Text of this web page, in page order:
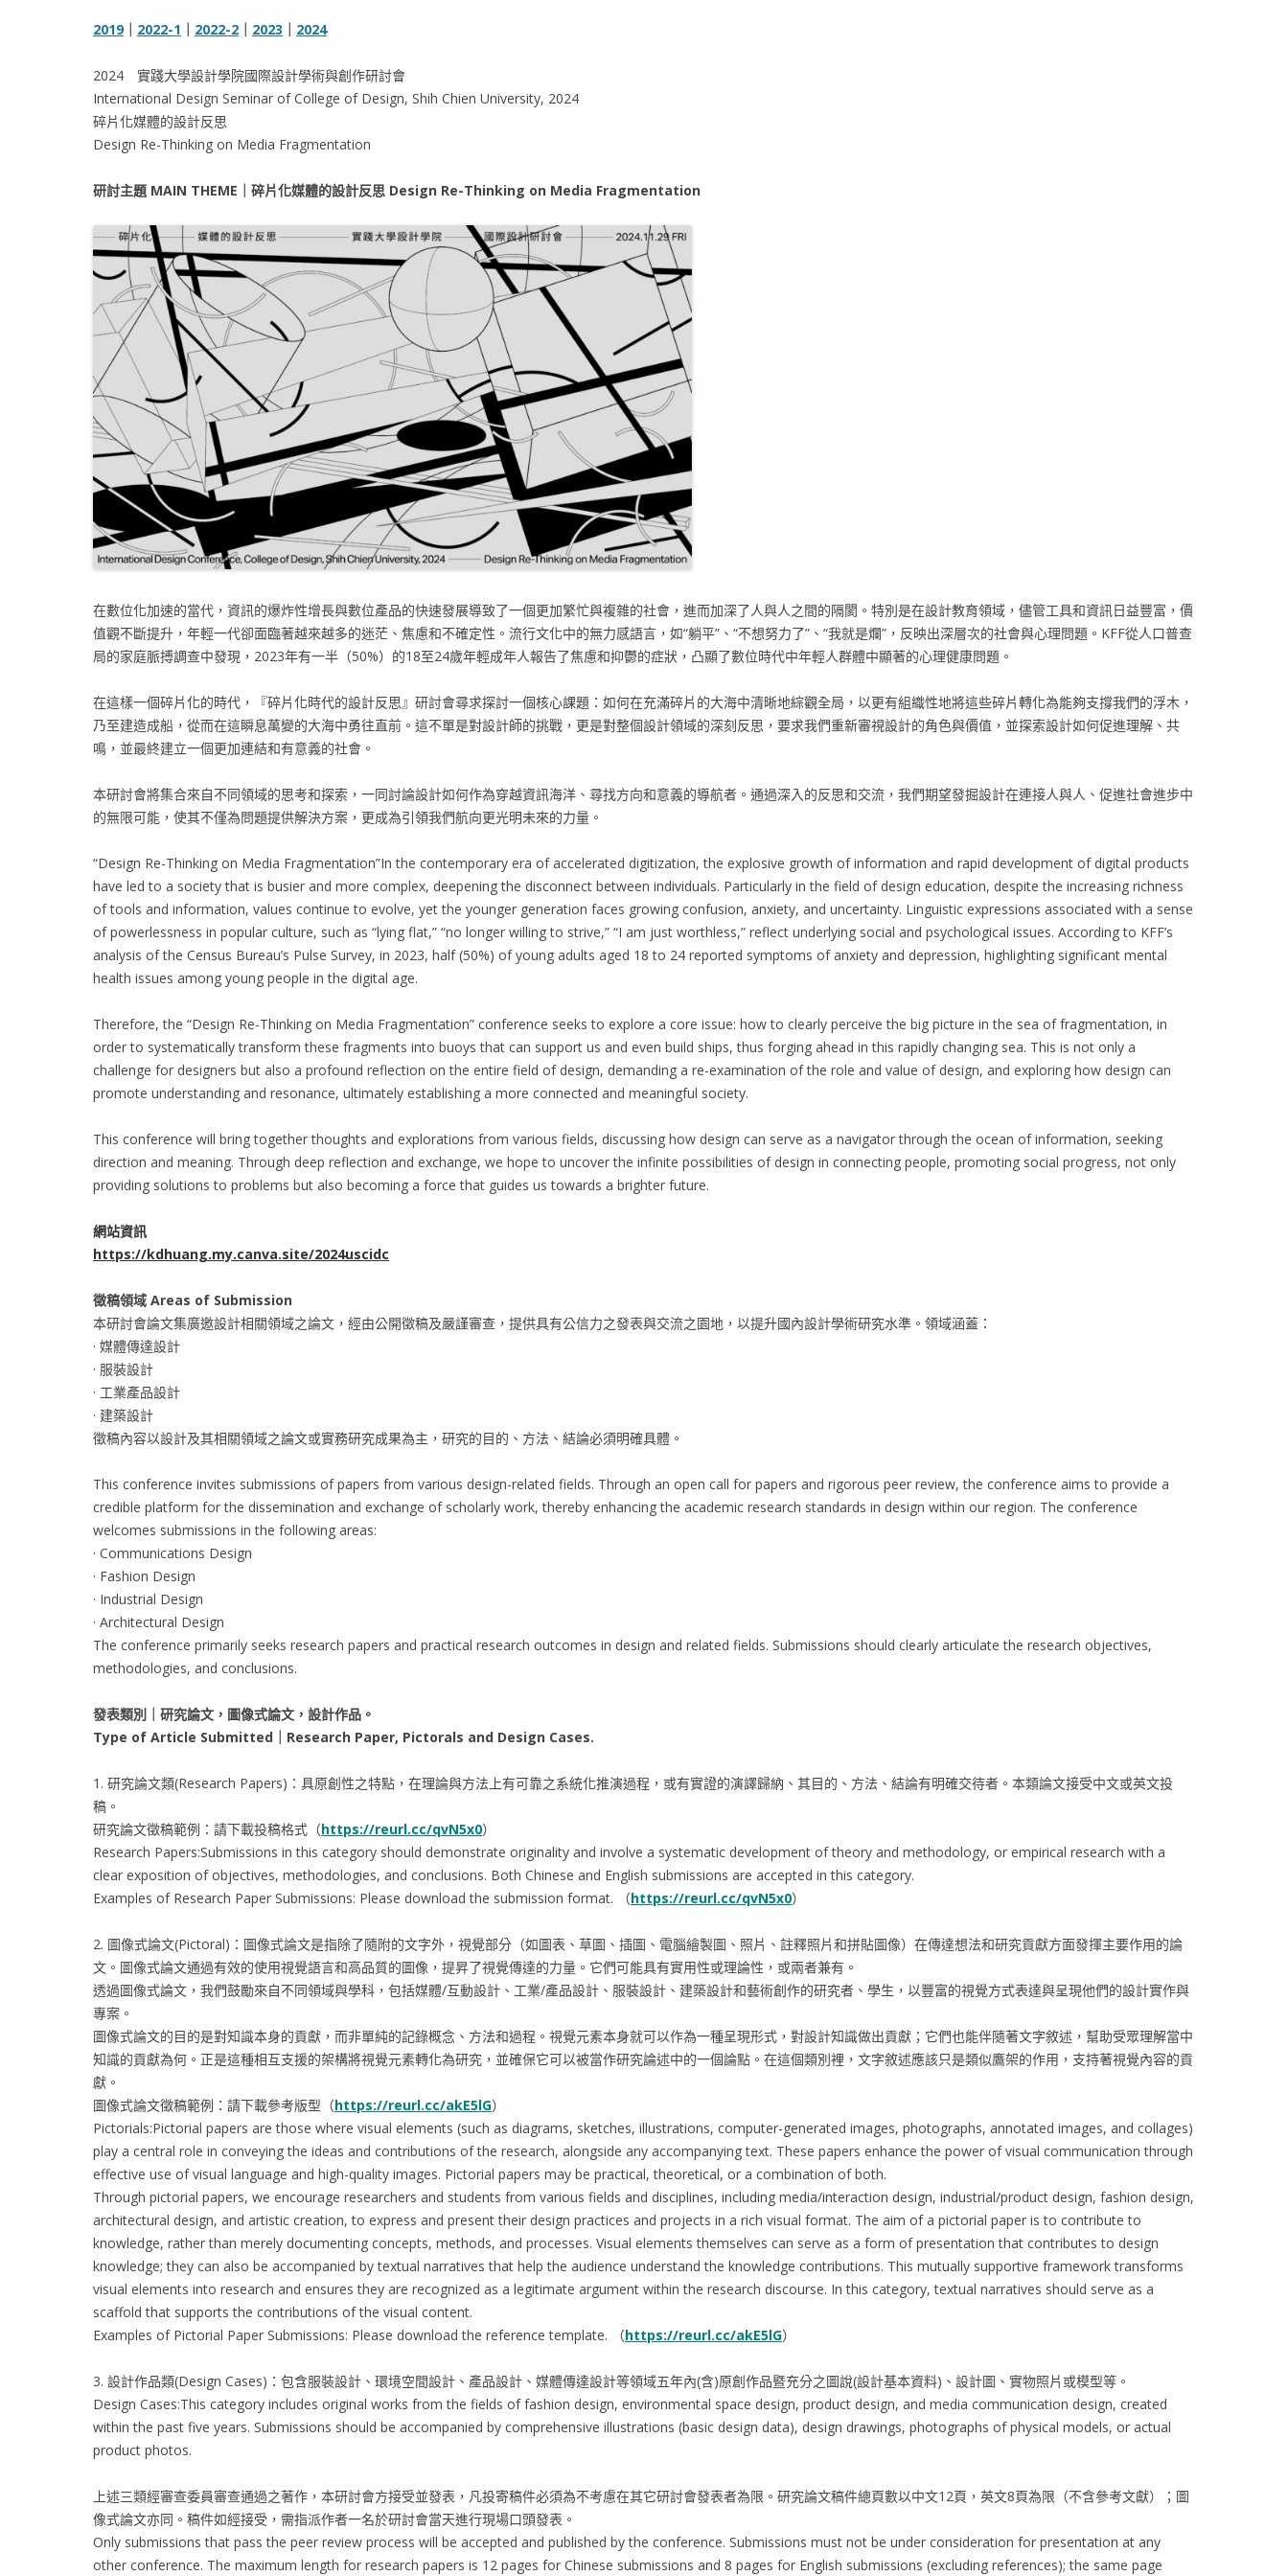
2019 ｜ 2022-1 ｜ 2022-2 ｜ 2023 ｜ 2024
2024 實踐大學設計學院國際設計學術與創作研討會
International Design Seminar of College of Design, Shih Chien University, 2024
碎片化媒體的設計反思
Design Re-Thinking on Media Fragmentation
研討主題 MAIN THEME｜碎片化媒體的設計反思 Design Re-Thinking on Media Fragmentation
在數位化加速的當代，資訊的爆炸性增長與數位產品的快速發展導致了一個更加繁忙與複雜的社會，進而加深了人與人之間的隔閡。特別是在設計教育領域，儘管工具和資訊日益豐富，價
值觀不斷提升，年輕一代卻面臨著越來越多的迷茫、焦慮和不確定性。流行文化中的無力感語言，如“躺平”、“不想努力了”、“我就是爛”，反映出深層次的社會與心理問題。KFF從人口普查
局的家庭脈搏調查中發現，2023年有一半（50%）的18至24歲年輕成年人報告了焦慮和抑鬱的症狀，凸顯了數位時代中年輕人群體中顯著的心理健康問題​​。
在這樣一個碎片化的時代，『碎片化時代的設計反思』研討會尋求探討一個核心課題：如何在充滿碎片的大海中清晰地綜觀全局，以更有組織性地將這些碎片轉化為能夠支撐我們的浮木，
乃至建造成船，從而在這瞬息萬變的大海中勇往直前。這不單是對設計師的挑戰，更是對整個設計領域的深刻反思，要求我們重新審視設計的角色與價值，並探索設計如何促進理解、共
鳴，並最終建立一個更加連結和有意義的社會。
本研討會將集合來自不同領域的思考和探索，一同討論設計如何作為穿越資訊海洋、尋找方向和意義的導航者。通過深入的反思和交流，我們期望發掘設計在連接人與人、促進社會進步中
的無限可能，使其不僅為問題提供解決方案，更成為引領我們航向更光明未來的力量。
“Design Re-Thinking on Media Fragmentation”In the contemporary era of accelerated digitization, the explosive growth of information and rapid development of digital products
have led to a society that is busier and more complex, deepening the disconnect between individuals. Particularly in the field of design education, despite the increasing richness
of tools and information, values continue to evolve, yet the younger generation faces growing confusion, anxiety, and uncertainty. Linguistic expressions associated with a sense
of powerlessness in popular culture, such as “lying flat,” “no longer willing to strive,” “I am just worthless,” reflect underlying social and psychological issues. According to KFF’s
analysis of the Census Bureau’s Pulse Survey, in 2023, half (50%) of young adults aged 18 to 24 reported symptoms of anxiety and depression, highlighting significant mental
health issues among young people in the digital age.
Therefore, the “Design Re-Thinking on Media Fragmentation” conference seeks to explore a core issue: how to clearly perceive the big picture in the sea of fragmentation, in
order to systematically transform these fragments into buoys that can support us and even build ships, thus forging ahead in this rapidly changing sea. This is not only a
challenge for designers but also a profound reflection on the entire field of design, demanding a re-examination of the role and value of design, and exploring how design can
promote understanding and resonance, ultimately establishing a more connected and meaningful society.
This conference will bring together thoughts and explorations from various fields, discussing how design can serve as a navigator through the ocean of information, seeking
direction and meaning. Through deep reflection and exchange, we hope to uncover the infinite possibilities of design in connecting people, promoting social progress, not only
providing solutions to problems but also becoming a force that guides us towards a brighter future.
網站資訊
https://kdhuang.my.canva.site/2024uscidc
徵稿領域 Areas of Submission
本研討會論文集廣邀設計相關領域之論文，經由公開徵稿及嚴謹審查，提供具有公信力之發表與交流之園地，以提升國內設計學術研究水準。領域涵蓋：
· 媒體傳達設計
· 服裝設計
· 工業產品設計
· 建築設計
徵稿內容以設計及其相關領域之論文或實務研究成果為主，研究的目的、方法、結論必須明確具體。
This conference invites submissions of papers from various design-related fields. Through an open call for papers and rigorous peer review, the conference aims to provide a
credible platform for the dissemination and exchange of scholarly work, thereby enhancing the academic research standards in design within our region. The conference
welcomes submissions in the following areas:
· Communications Design
· Fashion Design
· Industrial Design
· Architectural Design
The conference primarily seeks research papers and practical research outcomes in design and related fields. Submissions should clearly articulate the research objectives,
methodologies, and conclusions.
發表類別 ｜ 研究論文，圖像式論文，設計作品。
Type of Article Submitted ｜ Research Paper, Pictorals and Design Cases.
1. 研究論文類(Research Papers)：具原創性之特點，在理論與方法上有可靠之系統化推演過程，或有實證的演譯歸納、其目的、方法、結論有明確交待者。本類論文接受中文或英文投
稿。
研究論文徵稿範例：請下載投稿格式（https://reurl.cc/qvN5x0）
Research Papers:Submissions in this category should demonstrate originality and involve a systematic development of theory and methodology, or empirical research with a
clear exposition of objectives, methodologies, and conclusions. Both Chinese and English submissions are accepted in this category.
Examples of Research Paper Submissions: Please download the submission format. （https://reurl.cc/qvN5x0）
2. 圖像式論文(Pictoral)：圖像式論文是指除了隨附的文字外，視覺部分（如圖表、草圖、插圖、電腦繪製圖、照片、註釋照片和拼貼圖像）在傳達想法和研究貢獻方面發揮主要作用的論
文。圖像式論文通過有效的使用視覺語言和高品質的圖像，提昇了視覺傳達的力量。它們可能具有實用性或理論性，或兩者兼有。
透過圖像式論文，我們鼓勵來自不同領域與學科，包括媒體/互動設計、工業/產品設計、服裝設計、建築設計和藝術創作的研究者、學生，以豐富的視覺方式表達與呈現他們的設計實作與
專案。
圖像式論文的目的是對知識本身的貢獻，而非單純的記錄概念、方法和過程。視覺元素本身就可以作為一種呈現形式，對設計知識做出貢獻；它們也能伴隨著文字敘述，幫助受眾理解當中
知識的貢獻為何。正是這種相互支援的架構將視覺元素轉化為研究，並確保它可以被當作研究論述中的一個論點。在這個類別裡，文字敘述應該只是類似鷹架的作用，支持著視覺內容的貢
獻。
圖像式論文徵稿範例：請下載參考版型（https://reurl.cc/akE5lG）
Pictorials:Pictorial papers are those where visual elements (such as diagrams, sketches, illustrations, computer-generated images, photographs, annotated images, and collages)
play a central role in conveying the ideas and contributions of the research, alongside any accompanying text. These papers enhance the power of visual communication through
effective use of visual language and high-quality images. Pictorial papers may be practical, theoretical, or a combination of both.
Through pictorial papers, we encourage researchers and students from various fields and disciplines, including media/interaction design, industrial/product design, fashion design,
architectural design, and artistic creation, to express and present their design practices and projects in a rich visual format. The aim of a pictorial paper is to contribute to
knowledge, rather than merely documenting concepts, methods, and processes. Visual elements themselves can serve as a form of presentation that contributes to design
knowledge; they can also be accompanied by textual narratives that help the audience understand the knowledge contributions. This mutually supportive framework transforms
visual elements into research and ensures they are recognized as a legitimate argument within the research discourse. In this category, textual narratives should serve as a
scaffold that supports the contributions of the visual content.
Examples of Pictorial Paper Submissions: Please download the reference template. （https://reurl.cc/akE5lG）
3. 設計作品類(Design Cases)：包含服裝設計、環境空間設計、產品設計、媒體傳達設計等領域五年內(含)原創作品暨充分之圖說(設計基本資料)、設計圖、實物照片或模型等。
Design Cases:This category includes original works from the fields of fashion design, environmental space design, product design, and media communication design, created
within the past five years. Submissions should be accompanied by comprehensive illustrations (basic design data), design drawings, photographs of physical models, or actual
product photos.
上述三類經審查委員審查通過之著作，本研討會方接受並發表，凡投寄稿件必須為不考慮在其它研討會發表者為限。研究論文稿件總頁數以中文12頁，英文8頁為限（不含參考文獻）；圖
像式論文亦同。稿件如經接受，需指派作者一名於研討會當天進行現場口頭發表。
Only submissions that pass the peer review process will be accepted and published by the conference. Submissions must not be under consideration for presentation at any
other conference. The maximum length for research papers is 12 pages for Chinese submissions and 8 pages for English submissions (excluding references); the same page